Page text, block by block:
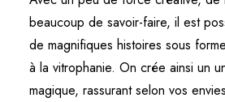
beaucoup de savoir-faire, il est
de magnifiques histoires sous
à la vitrophanie. On crée ainsi un
magique, rassurant selon vos